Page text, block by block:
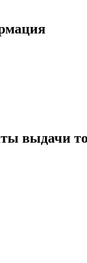
выдачи